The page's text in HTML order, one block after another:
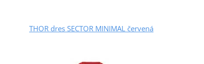
THOR dres SECTOR MINIMAL červená